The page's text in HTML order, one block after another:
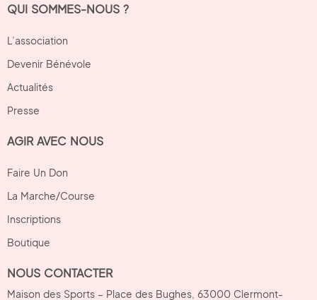
QUI SOMMES-NOUS ?
L’association
Devenir Bénévole
Actualités
Presse
AGIR AVEC NOUS
Faire Un Don
La Marche/Course
Inscriptions
Boutique
NOUS CONTACTER
Maison des Sports – Place des Bughes, 63000 Clermont-